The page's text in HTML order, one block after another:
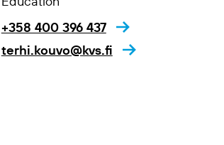
+358 400 396 437
terhi.kouvo@kvs.fi